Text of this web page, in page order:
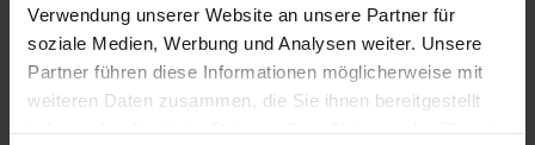
Verwendung unserer Website an unsere Partner für
soziale Medien, Werbung und Analysen weiter. Unsere
Partner führen diese Informationen möglicherweise mit
weiteren Daten zusammen, die Sie ihnen bereitgestellt